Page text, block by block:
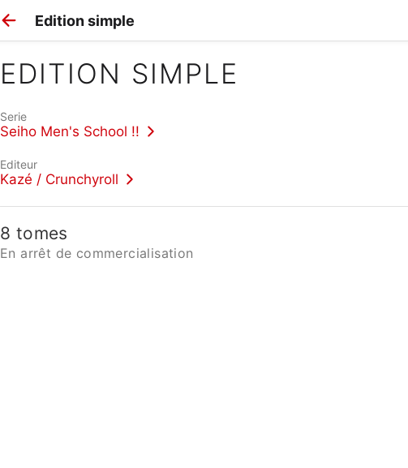
Edition simple
EDITION SIMPLE
Serie
Seiho Men's School !!
Editeur
Kazé / Crunchyroll
8 tomes
En arrêt de commercialisation